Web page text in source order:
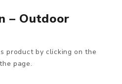
– Outdoor
product by clicking on the
page.